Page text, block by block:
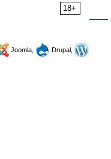
18+
Joomla,
Drupal,